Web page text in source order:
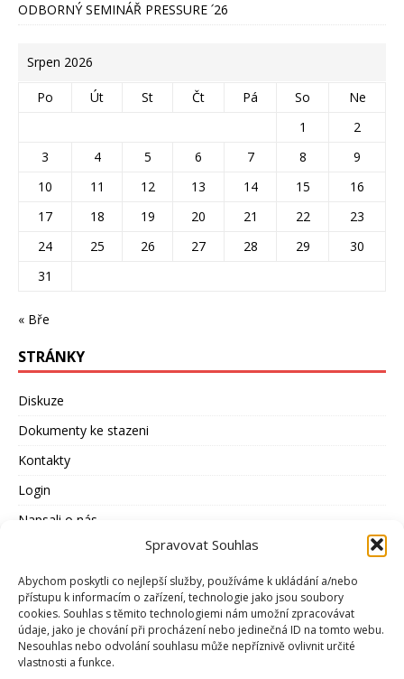
Spravovat Souhlas
Abychom poskytli co nejlepší služby, používáme k ukládání a/nebo
přístupu k informacím o zařízení, technologie jako jsou soubory
cookies. Souhlas s těmito technologiemi nám umožní zpracovávat
údaje, jako je chování při procházení nebo jedinečná ID na tomto webu.
Nesouhlas nebo odvolání souhlasu může nepříznivě ovlivnit určité
vlastnosti a funkce.
ODBORNÝ SEMINÁŘ PRESSURE ՛26
Srpen 2026
Po Út St Čt Pá So
Ne
1
2
3
4 5 6 7 8
9
10
11 12 13 14 15
16
17
18 19 20 21 22
23
24
25 26 27 28 29
30
31
« Bře
STRÁNKY
Diskuze
Dokumenty ke stazeni
Kontakty
Login
Napsali o nás
Otázky a odpovědi
Představenstvo
Rozhovory
Stanovy